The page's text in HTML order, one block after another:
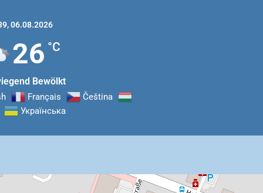
06.08.2026
26 °C
Bewölkt
Français
Čeština‎
Українська